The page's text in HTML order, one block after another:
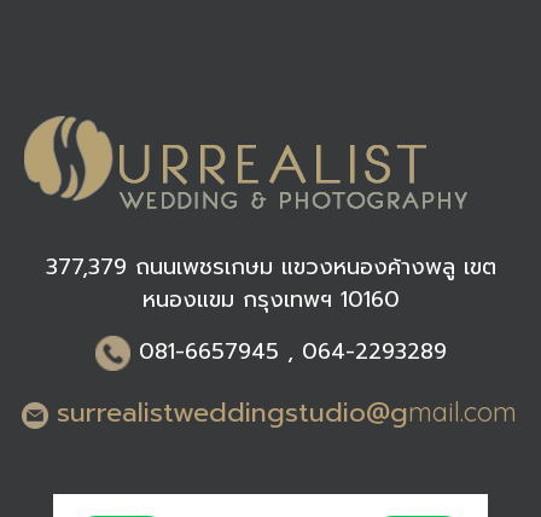
377,379 ถนนเพชรเกษม แขวงหนองค้างพลู เขต
หนองแขม กรุงเทพฯ 10160
081-6657945 , 064-2293289
surrealistweddingstudio@gmail.com